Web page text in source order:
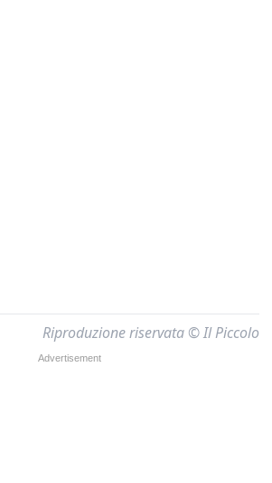
Riproduzione riservata © Il Piccolo